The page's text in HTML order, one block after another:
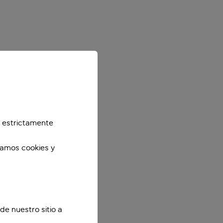
estrictamente
cookies y
nuestro sitio a